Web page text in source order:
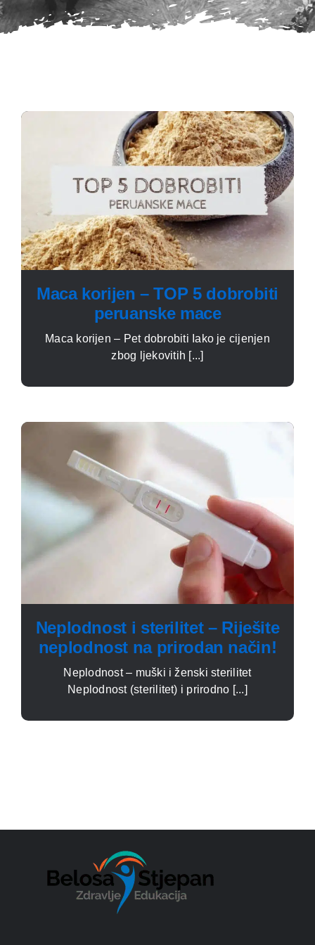
Maca korijen – TOP 5 dobrobiti
peruanske mace
Maca korijen – Pet dobrobiti Iako je cijenjen
zbog ljekovitih [...]
Neplodnost i sterilitet – Riješite
neplodnost na prirodan način!
Neplodnost – muški i ženski sterilitet
Neplodnost (sterilitet) i prirodno [...]